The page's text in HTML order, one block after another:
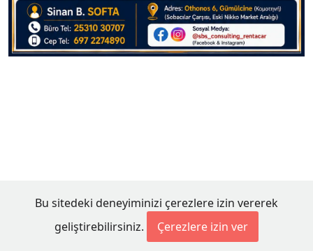
Bu sitedeki deneyiminizi çerezlere izin vererek
geliştirebilirsiniz.
Çerezlere izin ver